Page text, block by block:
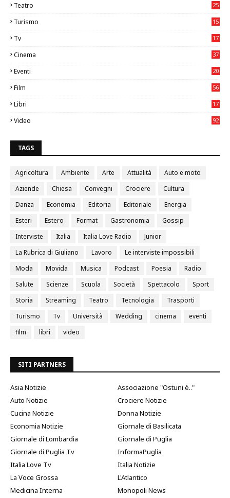
Teatro
25
Turismo
15
Tv
17
Cinema
37
Eventi
20
Film
56
Libri
17
Video
92
TAGS
Agricoltura Ambiente Arte Attualità
Auto e moto
Aziende
Chiesa Convegni Crociere
Cultura
Danza
Economia Editoria Editoriale
Energia
Esteri
Estero Format Gastronomia
Gossip
Interviste
Italia Italia Love Radio
Junior
La Rubrica di Giuliano
Lavoro
Le interviste impossibili
Moda
Movida Musica Podcast Poesia
Radio
Salute
Scienze Scuola Società Spettacolo
Sport
Storia
Streaming Teatro Tecnologia
Trasporti
Turismo
Tv Università Wedding cinema
eventi
film
libri video
SITI PARTNERS
Asia Notizie
Associazione "Ostuni è.."
Auto Notizie
Crociere Notizie
Cucina Notizie
Donna Notizie
Economia Notizie
Giornale di Basilicata
Giornale di Lombardia
Giornale di Puglia
Giornale di Puglia Tv
InformaPuglia
Italia Love Tv
Italia Notizie
La Voce Grossa
L'Atlantico
Medicina Interna
Monopoli News